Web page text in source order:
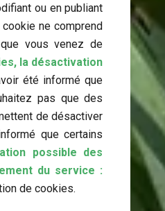
ou en publiant
ne comprend
vous venez de
la désactivation
été informé que
pas que des
de désactiver
que certains
possible des
du service :
de cookies.